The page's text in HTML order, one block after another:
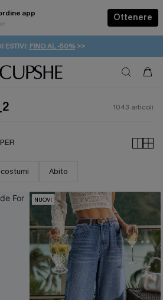
app Ottenere
DA VACANZA | ACQUISTA
ESTIVI: FINO AL -50%>>
GRATUITA DA 49€
I NUOVI: 20% DI SCONTO*
1043 articoli
Abito
NUOVI